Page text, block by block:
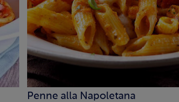
Penne alla Napoletana